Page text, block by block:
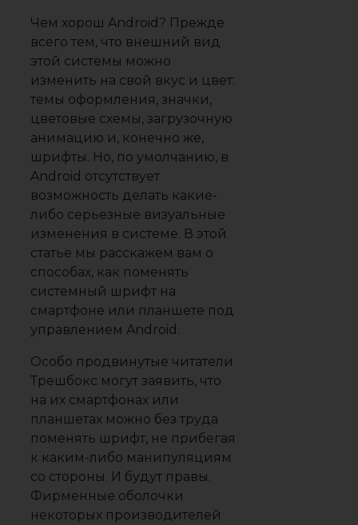
Чем хорош Android? Прежде
всего тем, что внешний вид
этой системы можно
изменить на свой вкус и цвет:
темы оформления, значки,
цветовые схемы, загрузочную
анимацию и, конечно же,
шрифты. Но, по умолчанию, в
Android отсутствует
возможность делать какие-
либо серьезные визуальные
изменения в системе. В этой
статье мы расскажем вам о
способах, как поменять
системный шрифт на
смартфоне или планшете под
управлением Android.
Особо продвинутые читатели
Трешбокс могут заявить, что
на их смартфонах или
планшетах можно без труда
поменять шрифт, не прибегая
к каким-либо манипуляциям
со стороны. И будут правы.
Фирменные оболочки
некоторых производителей